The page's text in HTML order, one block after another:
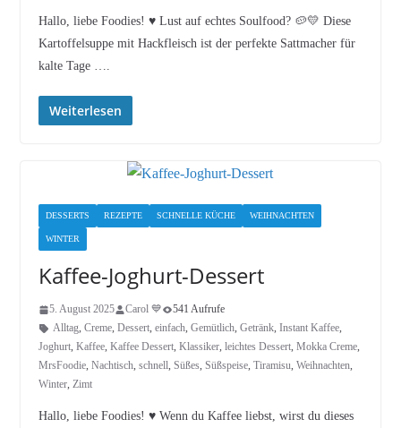
Hallo, liebe Foodies! ♥︎ Lust auf echtes Soulfood? 🥔💛 Diese
Kartoffelsuppe mit Hackfleisch ist der perfekte Sattmacher für
kalte Tage ….
Weiterlesen
DESSERTS REZEPTE SCHNELLE KÜCHE WEIHNACHTEN
WINTER
Kaffee-Joghurt-Dessert
5. August 2025 Carol 💙
541 Aufrufe
Alltag, Creme, Dessert, einfach, Gemütlich, Getränk, Instant Kaffee,
Joghurt, Kaffee, Kaffee Dessert, Klassiker, leichtes Dessert, Mokka Creme,
MrsFoodie, Nachtisch, schnell, Süßes, Süßspeise, Tiramisu, Weihnachten,
Winter, Zimt
Hallo, liebe Foodies! ♥︎ Wenn du Kaffee liebst, wirst du dieses